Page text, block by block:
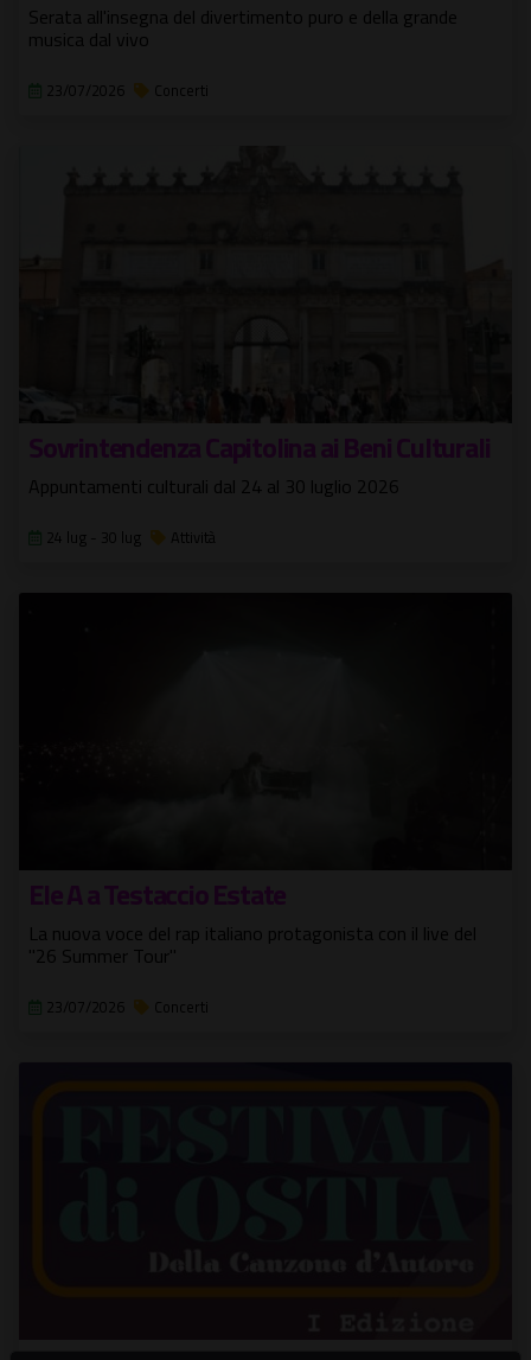
Serata all'insegna del divertimento puro e della grande
musica dal vivo
23/07/2026 Concerti
Sovrintendenza Capitolina ai Beni Culturali
Appuntamenti culturali dal 24 al 30 luglio 2026
24 lug - 30 lug Attività
Ele A a Testaccio Estate
La nuova voce del rap italiano protagonista con il live del
"26 Summer Tour"
23/07/2026 Concerti